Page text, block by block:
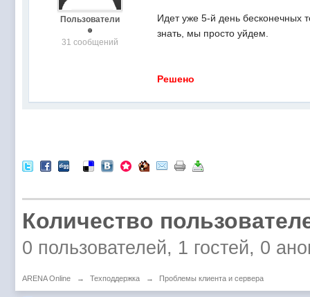
Пользователи
31 сообщений
Идет уже 5-й день бесконечных
знать, мы просто уйдем.
Решено
Количество
0 пользователей, 1 гостей, 0
ARENA Online → Техподдержка → Проблемы клиента и сервера